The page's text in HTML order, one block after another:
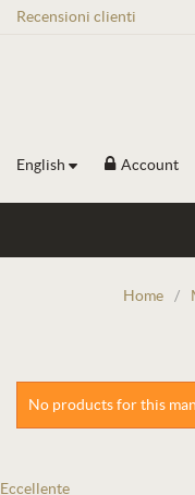
Recensioni clienti
English Account
Home /
No products for this
Eccellente